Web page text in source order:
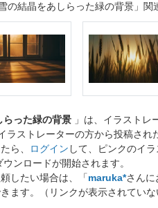
の結晶をあしらった緑の背景」関
らった緑の背景 」は、イラストレ
ラストレーターの方から投稿さ
ら、
ログイン して、ピンクのイ
ウンロードが開始されます。
したい場合は、「maruka*さんに
ます。（リンクが表示されてい